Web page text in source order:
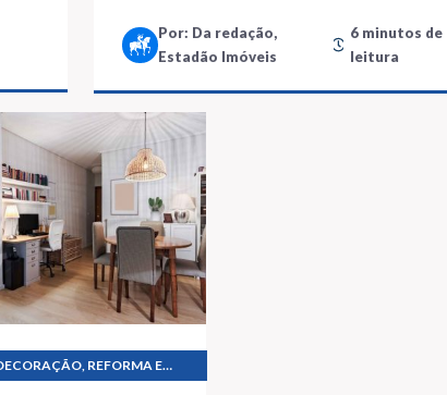
Por: Da redação,
Estadão Imóveis
6 minutos de
leitura
REFORMA E